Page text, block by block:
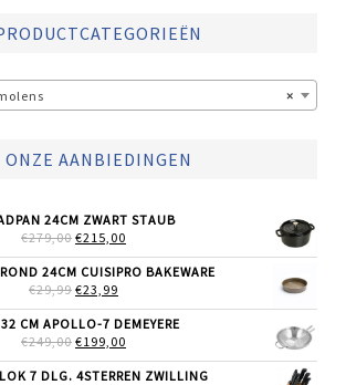
×
ONZE AANBIEDINGEN
24CM ZWART STAUB
€279,00 OORSPRONKELIJKE
WAS:
€279,00.
€215,00
IS:
24CM CUISIPRO BAKEWARE
€29,99 OORSPRONKELIJKE
WAS:
€29,99.
€23,99
IS:
€23,99.
CM APOLLO-7 DEMEYERE
€249,00 OORSPRONKELIJKE
WAS:
€199,00
IS:
7 DLG. 4STERREN ZWILLING